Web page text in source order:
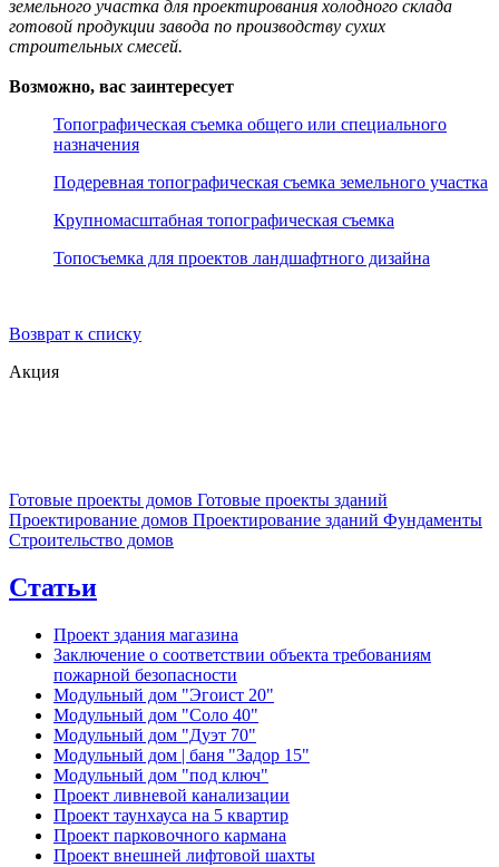
земельного участка для проектирования холодного склада
готовой продукции завода по производству сухих
строительных смесей.
Возможно, вас заинтересует
Топографическая съемка общего или специального
назначения
Подеревная топографическая съемка земельного участка
Крупномасштабная топографическая съемка
Топосъемка для проектов ландшафтного дизайна
Возврат к списку
Акция
Готовые проекты домов Готовые проекты зданий
Проектирование домов Проектирование зданий Фундаменты
Строительство домов
Статьи
Проект здания магазина
Заключение о соответствии объекта требованиям
пожарной безопасности
Модульный дом "Эгоист 20"
Модульный дом "Соло 40"
Модульный дом "Дуэт 70"
Модульный дом | баня "Задор 15"
Модульный дом "под ключ"
Проект ливневой канализации
Проект таунхауса на 5 квартир
Проект парковочного кармана
Проект внешней лифтовой шахты